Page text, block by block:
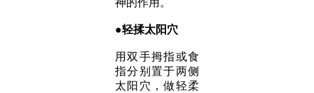
神的作用。
●轻揉太阳穴
用双手拇指或食
指分别置于两侧
太阳穴，做轻柔